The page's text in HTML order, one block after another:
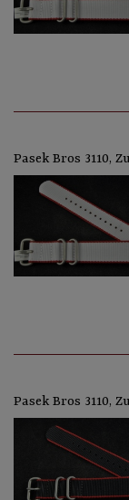
Pasek Bros 3110,
Pasek Bros 3110,